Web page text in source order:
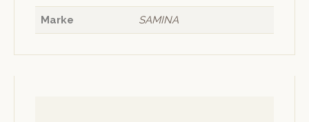
Marke SAMINA